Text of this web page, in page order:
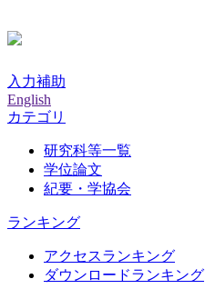
入力補助
English
カテゴリ
研究科等一覧
学位論文
紀要・学協会
ランキング
アクセスランキング
ダウンロードランキング